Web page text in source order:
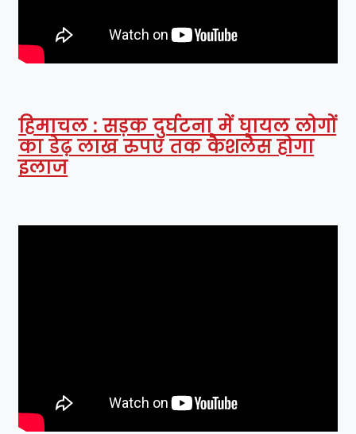
हिमाचल : सड़क दुर्घटना में घायल लोगों
का डेढ़ लाख रुपए तक कैशलैस होगा
इलाज